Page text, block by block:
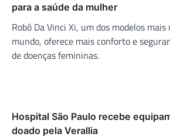
para a saúde da mulher
Robô Da Vinci Xi, um dos modelos mais
mundo, oferece mais conforto e
de doenças femininas.
Hospital São Paulo recebe
doado pela Verallia